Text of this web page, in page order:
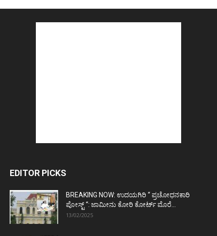
EDITOR PICKS
BREAKING NOW: ಉದಯಗಿರಿ “ ಪ್ರಚೋಧನಕಾರಿ
ಪೋಸ್ಟ್‌ “: ಜಾಮೀನು ಕೋರಿ ಕೋರ್ಟ್‌ ಮೊರೆ...
13/02/2025